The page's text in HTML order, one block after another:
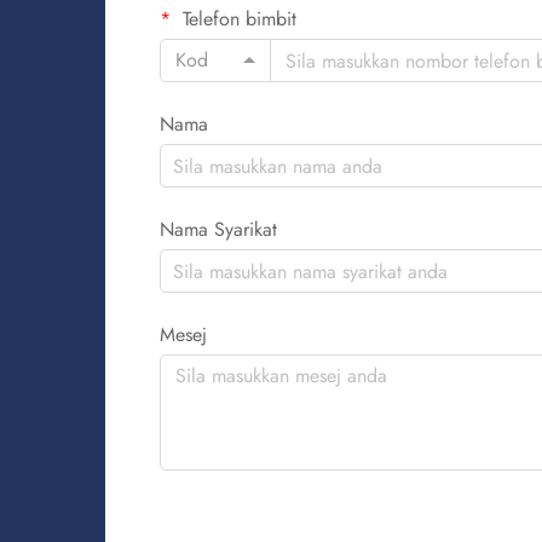
Telefon bimbit
Kod
Nama
Nama Syarikat
Mesej